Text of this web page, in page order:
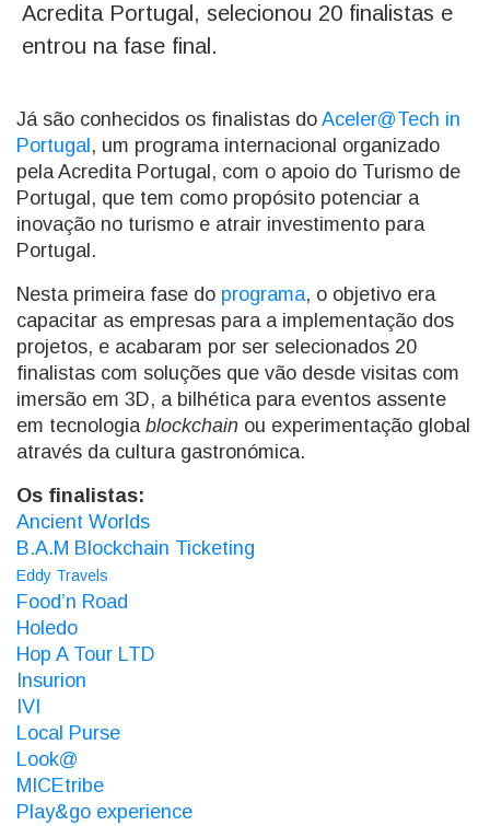
Acredita Portugal, selecionou 20 finalistas e
entrou na fase final.
Já são conhecidos os finalistas do Aceler@Tech in
Portugal , um programa internacional organizado
pela Acredita Portugal, com o apoio do Turismo de
Portugal, que tem como propósito potenciar a
inovação no turismo e atrair investimento para
Portugal.
Nesta primeira fase do programa, o objetivo era
capacitar as empresas para a implementação dos
projetos, e acabaram por ser selecionados 20
finalistas com soluções que vão desde visitas com
imersão em 3D, a bilhética para eventos assente
em tecnologia blockchain ou experimentação global
através da cultura gastronómica.
Os finalistas:
Ancient Worlds
B.A.M Blockchain Ticketing
Eddy Travels
Food’n Road
Holedo
Hop A Tour LTD
Insurion
IVI
Local Purse
Look@
MICEtribe
Play&go experience